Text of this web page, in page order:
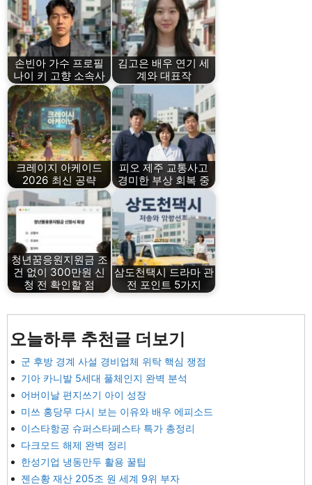
손빈아 가수 프로필
나이 키 고향 소속사
김고은 배우 연기 세
계와 대표작
크레이지 아케이드
2026 최신 공략
피오 제주 교통사고
경미한 부상 회복 중
청년꿈응원지원금 조
건 없이 300만원 신
청 전 확인할 점
삼도천택시 드라마 관
전 포인트 5가지
오늘하루 추천글 더보기
군 후방 경계 사설 경비업체 위탁 핵심 쟁점
기아 카니발 5세대 풀체인지 완벽 분석
어버이날 편지쓰기 아이 성장
미쓰 홍당무 다시 보는 이유와 배우 에피소드
이스타항공 슈퍼스타페스타 특가 총정리
다크모드 해제 완벽 정리
한성기업 냉동만두 활용 꿀팁
젠슨황 재산 205조 원 세계 9위 부자